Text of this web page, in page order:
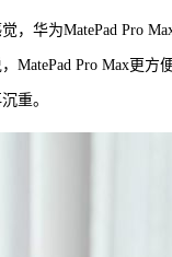
，华为MatePad Pro
MatePad Pro Max更
重。